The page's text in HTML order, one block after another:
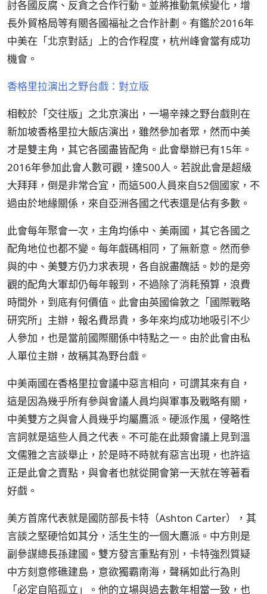
討各國反腐、反貪之合作行動。並將推動氣候變化，增
長外貿格局等有關各國福祉之合作計劃。有鑑於2016年
中美在「北京對話」上的合作程度，杭州峰會當有成功
機會。
香格里拉演出之野台戲：對立版
相較於「交往版」之北京演出，一場辛辣之野台戲則在
新加坡香格里拉大飯店演出，雖然參加者眾，然而中美
才是雙主角，其它各國盡皆配角。此會舉辦已有15年。
2016年參加此會人數可觀，達500人。若說此會是超級
大拜拜，倒是非常合宜，而這500人員來自52個國家，不
過由於地緣關係，來自亞洲各國之代表還是佔有多數。
此會每年聚會一次，主角均係中、美兩國，其它各國之
配角地位也都不變。每年戲碼相同，了無新意。然而參
與的中、美雙方仍力求表現，各自說盡醜話。妙的是旁
觀的配角大軍却仍每年報到，不過除了消耗預算，浪費
時間外，到底有何價值。此會由英國倫敦之「國際戰略
研究所」主辦，報名費昂貴，多年來均成功地吸引不少
人參加，也是當前國際關係中特點之一。由於此會由私
人單位主辦，故稱其為野台戲。
中美兩國在香格里拉會議中惡言相向，可謂其來有自，
這是因為幾乎所有參與會議人員均與軍事及戰略有關，
中美雙方之與會人員幾乎均屬鷹派。硬派作風，侵略性
言詞就是這些人員之代表。不可能在此類會議上見到溫
文儒雅之言談舉止，於是時不時就有惡言出現，也許這
正是此會之賣點，與會者也就從開會第一天就在等著看
好戲。
美方首席代表就是國防部長卡特（Ashton Carter），其
言談之堅硬恰如其分，活生生的一個大鷹派。中方則是
副參謀總長孫建國。雙方發言重點有別，卡特強烈質疑
中方刻意修礁建島，意欲獨霸南海，聲稱如此行為則
「必定自陷孤立」。他的立場與過去數年相當一致，也